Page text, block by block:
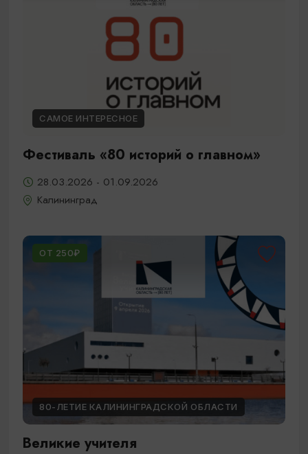
САМОЕ ИНТЕРЕСНОЕ
Фестиваль «80 историй о главном»
28.03.2026 - 01.09.2026
Калининград
ОТ 250₽
80-ЛЕТИЕ КАЛИНИНГРАДСКОЙ ОБЛАСТИ
Великие учителя